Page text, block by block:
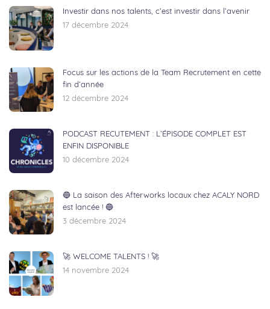
Investir dans nos talents, c’est investir dans l’avenir
17 décembre 2024
Focus sur les actions de la Team Recrutement en cette
fin d’année
12 décembre 2024
PODCAST RECUTEMENT : L’ÉPISODE COMPLET EST
ENFIN DISPONIBLE
10 décembre 2024
🔵 La saison des Afterworks locaux chez ACALY NORD
est lancée ! 🔵
3 décembre 2024
🚀 WELCOME TALENTS ! 🚀
14 novembre 2024